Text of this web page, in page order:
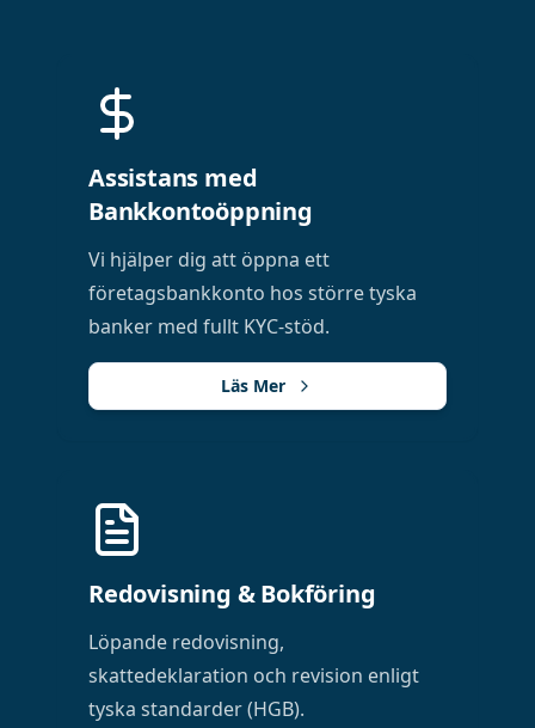
Assistans med
Bankkontoöppning
Vi hjälper dig att öppna ett
företagsbankkonto hos större tyska
banker med fullt KYC-stöd.
Läs Mer
Redovisning & Bokföring
Löpande redovisning,
skattedeklaration och revision enligt
tyska standarder (HGB).